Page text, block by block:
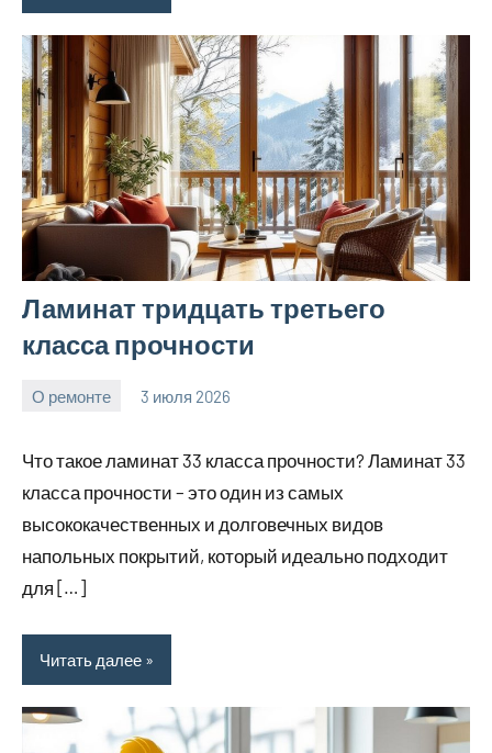
Ламинат тридцать третьего
класса прочности
О ремонте 3 июля 2026
Avtor
Нет
Что такое ламинат 33 класса прочности? Ламинат 33
класса прочности – это один из самых
высококачественных и долговечных видов
напольных покрытий, который идеально подходит
для […]
Читать далее